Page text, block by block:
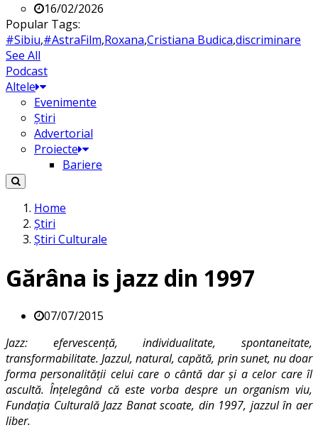
16/02/2026
Popular Tags:
#Sibiu,#AstraFilm,Roxana,Cristiana Budica,discriminare
See All
Podcast
Altele
Evenimente
Știri
Advertorial
Proiecte
Bariere
Home
Știri
Știri Culturale
Gărâna is jazz din 1997
07/07/2015
Jazz: efervescență, individualitate, spontaneitate,
transformabilitate. Jazzul, natural, capătă, prin sunet, nu doar
forma personalității celui care o cântă dar și a celor care îl
ascultă. Înțelegând că este vorba despre un organism viu,
Fundația Culturală Jazz Banat scoate, din 1997, jazzul în aer
liber.